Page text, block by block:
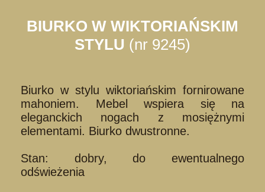
BIURKO W WIKTORIAŃSKIM
STYLU (nr 9245)
Biurko w stylu wiktoriańskim fornirowane
mahoniem. Mebel wspiera się na
eleganckich nogach z mosiężnymi
elementami. Biurko dwustronne.
Stan: dobry, do ewentualnego
odświeżenia